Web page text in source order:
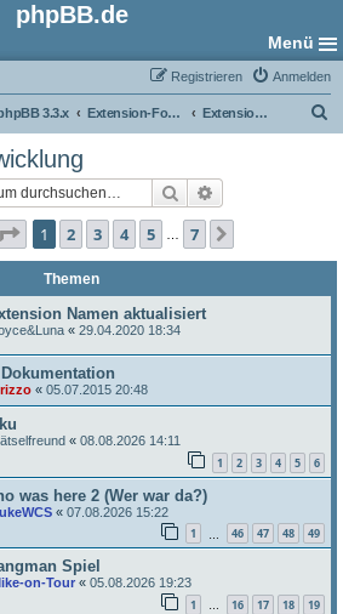
phpBB.de
Menü
Anmelden
Registrieren
3.3.x Extension-Foren Extensions in Entwicklung
Suche
Seite 1von
1 2 3 4 5 7
Themen
Namen aktualisiert
« 29.04.2020 18:34
« 05.07.2015 20:48
« 08.08.2026 14:11
1 2 3 4 5 6
was here 2 (Wer war da?)
« 07.08.2026 15:22
1 46 47 48 49
Spiel
on-Tour « 05.08.2026 19:23
1 … 16 17 18 19